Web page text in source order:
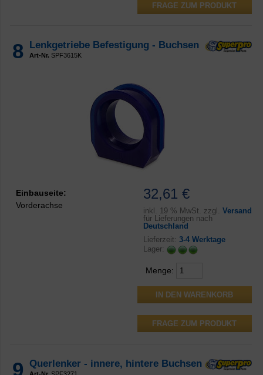
FRAGE ZUM PRODUKT
8 Lenkgetriebe Befestigung - Buchsen
Art-Nr. SPF3615K
32,61 €
inkl. 19 % MwSt. zzgl. Versand
für Lieferungen nach
Deutschland
Lieferzeit: 3-4 Werktage
Lager:
Menge:
FRAGE ZUM PRODUKT
Einbauseite:
Vorderachse
9 Querlenker - innere, hintere Buchsen